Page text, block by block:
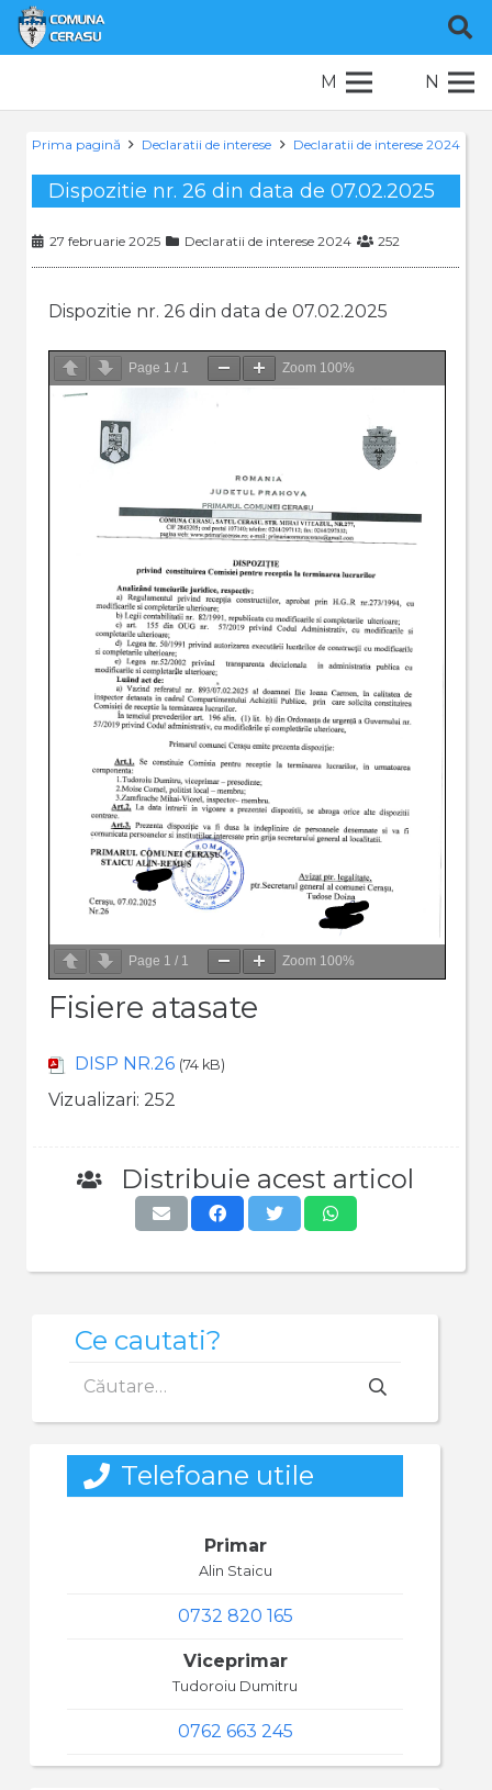
M N
Prima pagină Declaratii de interese Declaratii de interese 2024
Dispozitie nr. 26 din data de 07.02.2025
27 februarie 2025 Declaratii de interese 2024 252
Dispozitie nr. 26 din data de 07.02.2025
Page 1 / 1 Zoom 100%
Page 1 / 1 Zoom 100%
Fisiere atasate
DISP NR.26 (74 kB)
Vizualizari: 252
Distribuie acest articol
Ce cautati?
după:
Telefoane utile
Primar
Alin Staicu
0732 820 165
Viceprimar
Tudoroiu Dumitru
0762 663 245